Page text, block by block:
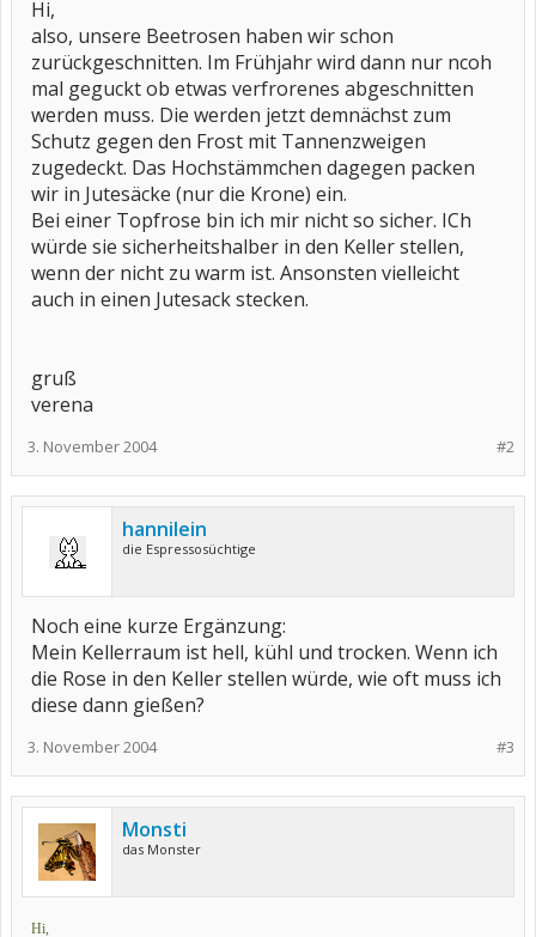
Hi,
also, unsere Beetrosen haben wir schon
zurückgeschnitten. Im Frühjahr wird dann nur ncoh
mal geguckt ob etwas verfrorenes abgeschnitten
werden muss. Die werden jetzt demnächst zum
Schutz gegen den Frost mit Tannenzweigen
zugedeckt. Das Hochstämmchen dagegen packen
wir in Jutesäcke (nur die Krone) ein.
Bei einer Topfrose bin ich mir nicht so sicher. ICh
würde sie sicherheitshalber in den Keller stellen,
wenn der nicht zu warm ist. Ansonsten vielleicht
auch in einen Jutesack stecken.
gruß
verena
#2
3. November 2004
hannilein
die Espressosüchtige
Noch eine kurze Ergänzung:
Mein Kellerraum ist hell, kühl und trocken. Wenn ich
die Rose in den Keller stellen würde, wie oft muss ich
diese dann gießen?
#3
3. November 2004
Monsti
das Monster
Hi,